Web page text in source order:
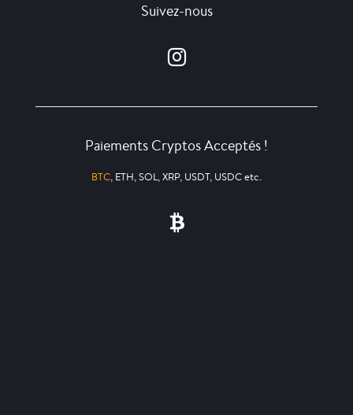
Suivez-nous
Paiements Cryptos Acceptés !
BTC, ETH, SOL, XRP, USDT, USDC etc.